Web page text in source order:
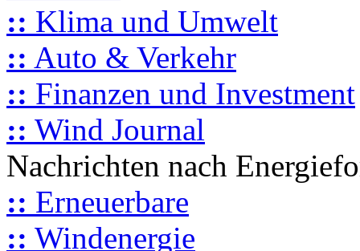
:: Klima und Umwelt
:: Auto & Verkehr
:: Finanzen und Investment
:: Wind Journal
Nachrichten nach
:: Erneuerbare
:: Windenergie